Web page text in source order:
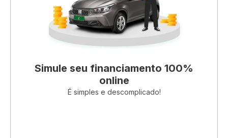
Simule seu financiamento 100%
online
É simples e descomplicado!